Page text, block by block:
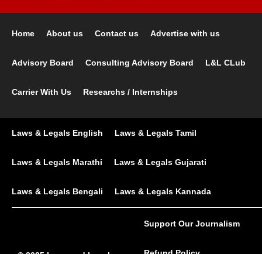
Home About us Contact us Advertise with us
Advisory Board Consulting Advisory Board L&L CLub
Carrier With Us Researchs / Internships
Laws & Legals English Laws & Legals Tamil
Laws & Legals Marathi Laws & Legals Gujarati
Laws & Legals Bengali Laws & Legals Kannada
Support Our Journalism